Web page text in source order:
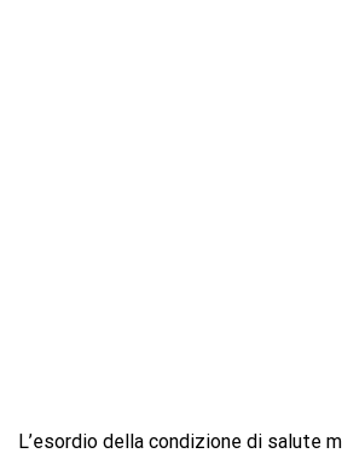
L’esordio della condizione di salute